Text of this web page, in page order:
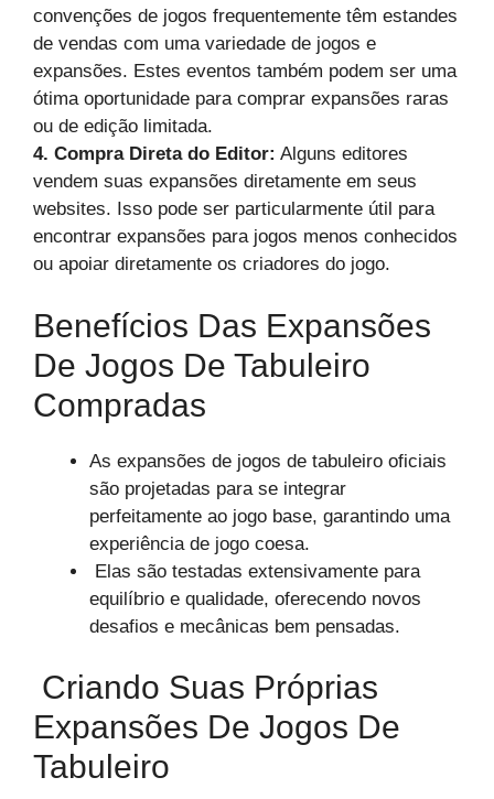
convenções de jogos frequentemente têm estandes
de vendas com uma variedade de jogos e
expansões. Estes eventos também podem ser uma
ótima oportunidade para comprar expansões raras
ou de edição limitada.
4. Compra Direta do Editor: Alguns editores
vendem suas expansões diretamente em seus
websites. Isso pode ser particularmente útil para
encontrar expansões para jogos menos conhecidos
ou apoiar diretamente os criadores do jogo.
Benefícios Das Expansões
De Jogos De Tabuleiro
Compradas
As expansões de jogos de tabuleiro oficiais
são projetadas para se integrar
perfeitamente ao jogo base, garantindo uma
experiência de jogo coesa.
Elas são testadas extensivamente para
equilíbrio e qualidade, oferecendo novos
desafios e mecânicas bem pensadas.
Criando Suas Próprias
Expansões De Jogos De
Tabuleiro